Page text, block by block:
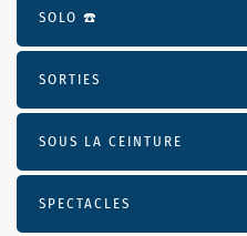
SOLO ☎️
SORTIES
SOUS LA CEINTURE
SPECTACLES